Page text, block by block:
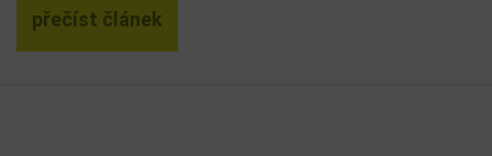
přečíst článek